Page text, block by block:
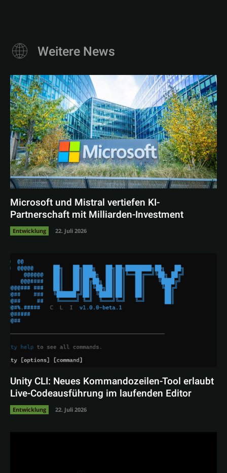
Weitere News
Microsoft und Mistral vertiefen KI-
Partnerschaft mit Milliarden-Investment
Entwicklung 22. Juli 2026
Unity CLI: Neues Kommandozeilen-Tool erlaubt
Live-Codeausführung im laufenden Editor
Entwicklung 22. Juli 2026